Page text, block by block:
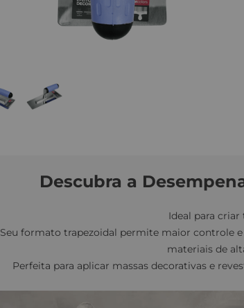
Descubra a
Ideal para criar
Seu formato trapezoidal permite maior controle
materiais de
Perfeita para aplicar massas decorativas e